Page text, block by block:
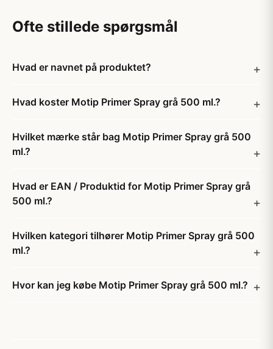
Ofte stillede spørgsmål
Hvad er navnet på produktet?
Hvad koster Motip Primer Spray grå 500 ml.?
Hvilket mærke står bag Motip Primer Spray grå 500
ml.?
Hvad er EAN / Produktid for Motip Primer Spray grå
500 ml.?
Hvilken kategori tilhører Motip Primer Spray grå 500
ml.?
Hvor kan jeg købe Motip Primer Spray grå 500 ml.?